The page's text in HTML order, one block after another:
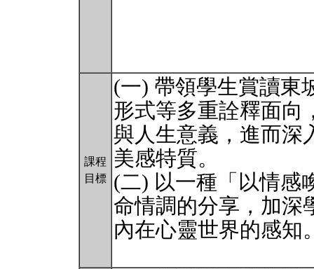
課程
目標
(一) 帶領學生賞讀東
形式等多重詮釋面向
與人生意義，進而深
美感特質。
(二) 以一種「以情感
命情調的分享，加深
內在心靈世界的感知